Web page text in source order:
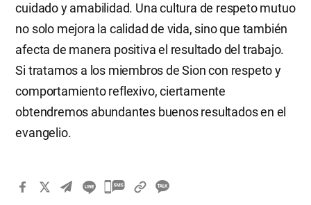
cuidado y amabilidad. Una cultura de respeto mutuo
no solo mejora la calidad de vida, sino que también
afecta de manera positiva el resultado del trabajo.
Si tratamos a los miembros de Sion con respeto y
comportamiento reflexivo, ciertamente
obtendremos abundantes buenos resultados en el
evangelio.
카